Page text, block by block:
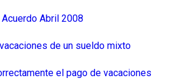
Acuerdo Abril 2008
de un sueldo mixto
el pago de vacaciones